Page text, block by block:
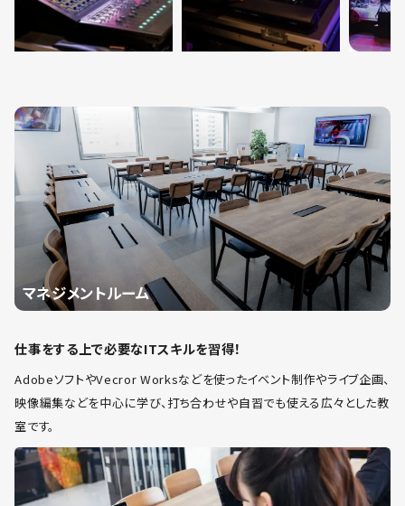
マネジメントルーム
仕事をする上で必要なITスキルを習得！
AdobeソフトやVecror Worksなどを使ったイベント制作やライブ企画、
映像編集などを中心に学び、打ち合わせや自習でも使える広々とした教
室です。